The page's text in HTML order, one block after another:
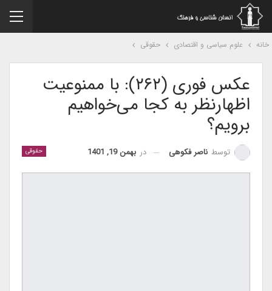
علوم سیاسی و اقتصادی حقوقی
عکس فوری (۲۶۲): با ممنوعیت
اظهار‌نظر به کجا می‌خواهیم
برویم؟
حقوقی توسطناصر فکوهی دربهمن 19, 1401